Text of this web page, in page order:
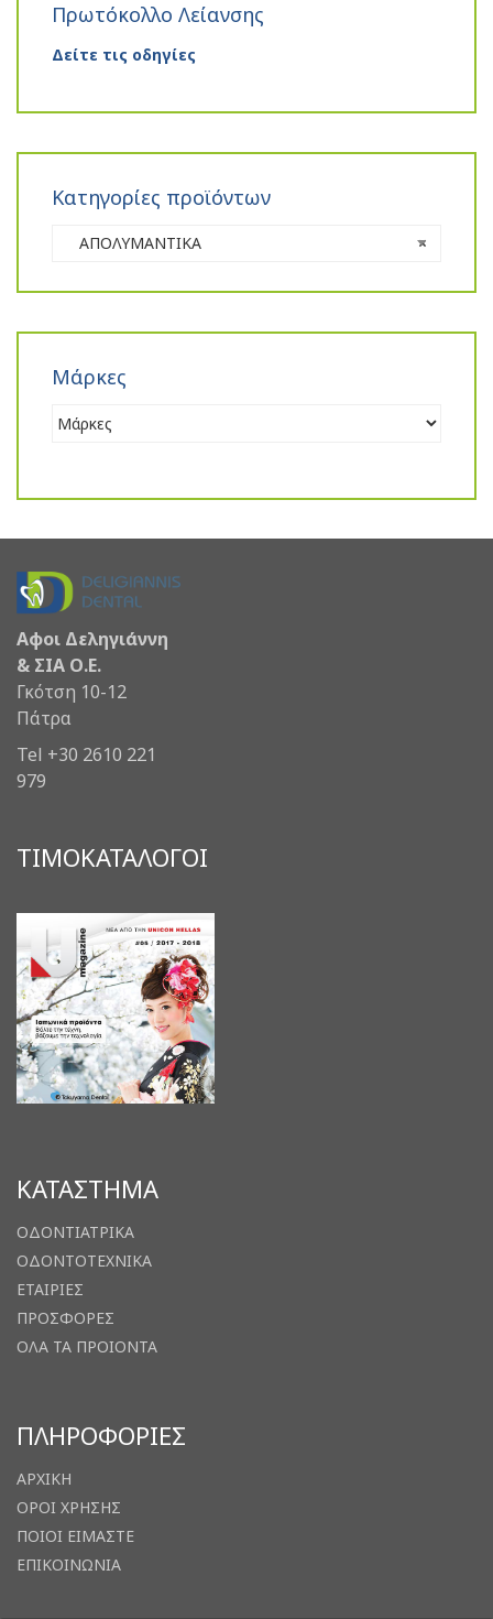
Πρωτόκολλο Λείανσης
Δείτε τις οδηγίες
Κατηγορίες προϊόντων
×
ΑΠΟΛΥΜΑΝΤΙΚΑ
Μάρκες
Αφοι Δεληγιάννη
& ΣΙΑ Ο.Ε.
Γκότση 10-12
Πάτρα
Tel +30 2610 221
979
ΤΙΜΟΚΑΤΑΛΟΓΟΙ
ΚΑΤΑΣΤΗΜΑ
ΟΔΟΝΤΙΑΤΡΙΚΑ
ΟΔΟΝΤΟΤΕΧΝΙΚΑ
ΕΤΑΙΡΙΕΣ
ΠΡΟΣΦΟΡΕΣ
ΟΛΑ ΤΑ ΠΡΟΙΟΝΤΑ
ΠΛΗΡΟΦΟΡΙΕΣ
ΑΡΧΙΚΗ
ΟΡΟΙ ΧΡΗΣΗΣ
ΠΟΙΟΙ ΕΙΜΑΣΤΕ
ΕΠΙΚΟΙΝΩΝΙΑ